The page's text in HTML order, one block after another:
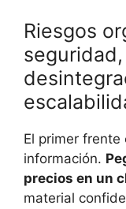
Riesgos
El primer
información.
precios en un
material